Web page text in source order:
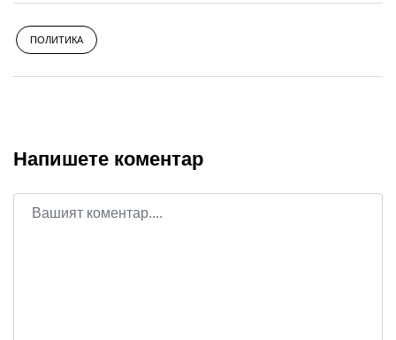
ПОЛИТИКА
Напишете коментар